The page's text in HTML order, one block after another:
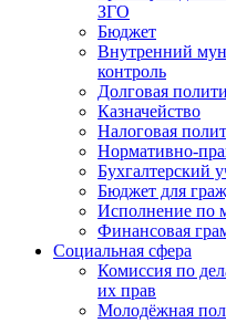
ЗГО
Бюджет
Внутренний
контроль
Долговая
Казначейство
Налоговая
Нормативно-
Бухгалтерский
Бюджет для
Исполнение по
Финансовая
Социальная сфера
Комиссия по
их прав
Молодёжная